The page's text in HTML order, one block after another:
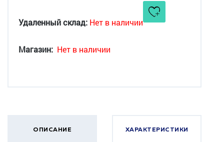
Удаленный склад: Нет в наличии
Магазин: Нет в наличии
ОПИСАНИЕ ХАРАКТЕРИСТИКИ